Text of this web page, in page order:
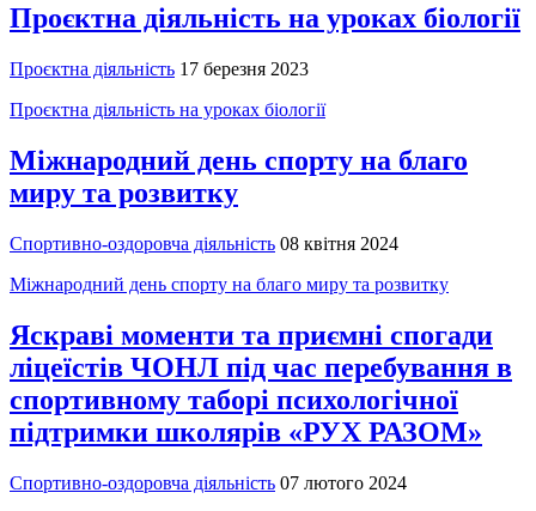
Проєктна діяльність на уроках біології
Проєктна діяльність 17 березня 2023
Проєктна діяльність на уроках біології
Міжнародний день спорту на благо
миру та розвитку
Спортивно-оздоровча діяльність 08 квітня 2024
Міжнародний день спорту на благо миру та розвитку
Яскраві моменти та приємні спогади
ліцеїстів ЧОНЛ під час перебування в
спортивному таборі психологічної
підтримки школярів «РУХ РАЗОМ»
Спортивно-оздоровча діяльність 07 лютого 2024